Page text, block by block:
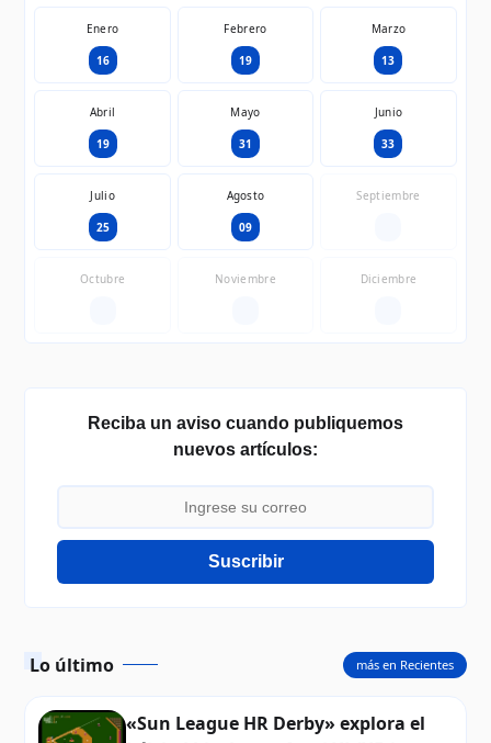
Enero
16
Febrero
19
Marzo
13
Abril
19
Mayo
31
Junio
33
Julio
25
Agosto
09
Septiembre
Octubre Noviembre Diciembre
Reciba un aviso cuando publiquemos
nuevos artículos:
Suscribir
Lo último
«Sun League HR Derby» explora el
más en Recientes